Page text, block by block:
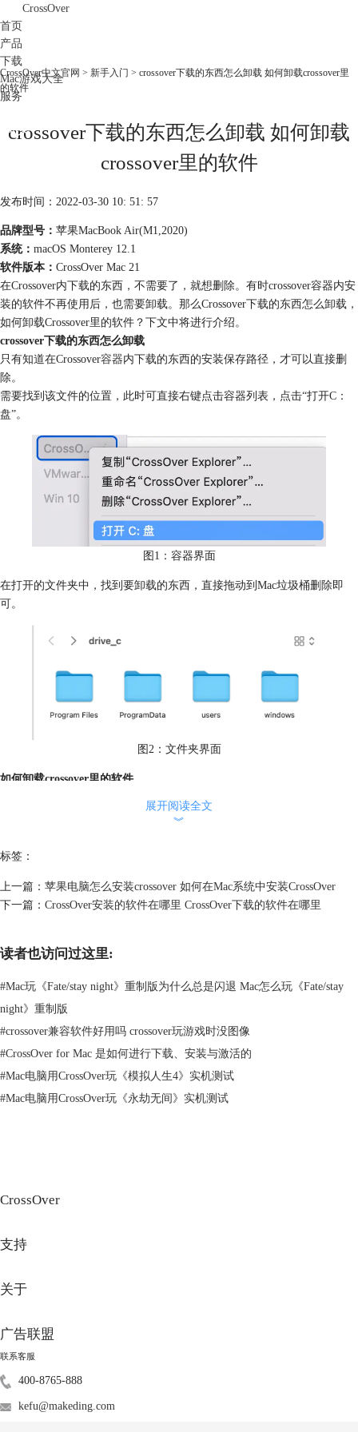
CrossOver
首页
产品
下载
Mac游戏大全
服务
购买
CrossOver中文官网 > 新手入门 > crossover下载的东西怎么卸载 如何卸载crossover里
的软件
crossover下载的东西怎么卸载 如何卸载
crossover里的软件
发布时间：2022-03-30 10: 51: 57
品牌型号： 苹果MacBook Air(M1,2020)
系统： macOS Monterey 12.1
软件版本： CrossOver Mac 21
在Crossover内下载的东西，不需要了，就想删除。有时crossover容器内安
装的软件不再使用后，也需要卸载。那么Crossover下载的东西怎么卸载，
如何卸载Crossover里的软件？下文中将进行介绍。
crossover下载的东西怎么卸载
只有知道在Crossover容器内下载的东西的安装保存路径，才可以直接删
除。
需要找到该文件的位置，此时可直接右键点击容器列表，点击“打开C：
盘”。
图1：容器界面
在打开的文件夹中，找到要卸载的东西，直接拖动到Mac垃圾桶删除即
可。
图2：文件夹界面
如何卸载crossover里的软件
当容器中仅有您需要卸载的软件时，可在容器名字上点击右键，点选“删
当容器中有多个应用软件时，要删除的只是其中一个应用程序，那么就在
该应用程序上，右键呼叫菜单，选择“移动到废纸篓”即可。
除此之外，还可点击Crossover左上角的三个蓝色酒瓶标志，点击后
展开阅读全文
︾
标签：
上一篇： 苹果电脑怎么安装crossover 如何在Mac系统中安装CrossOver
下一篇： CrossOver安装的软件在哪里 CrossOver下载的软件在哪里
读者也访问过这里:
#Mac玩《Fate/stay night》重制版为什么总是闪退 Mac怎么玩《Fate/stay
night》重制版
#crossover兼容软件好用吗 crossover玩游戏时没图像
#CrossOver for Mac 是如何进行下载、安装与激活的
#Mac电脑用CrossOver玩《模拟人生4》实机测试
#Mac电脑用CrossOver玩《永劫无间》实机测试
CrossOver
支持
关于
广告联盟
联系客服
400-8765-888
kefu@makeding.com